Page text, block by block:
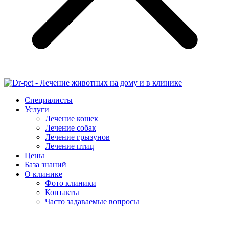
Специалисты
Услуги
Лечение кошек
Лечение собак
Лечение грызунов
Лечение птиц
Цены
База знаний
О клинике
Фото клиники
Контакты
Часто задаваемые вопросы